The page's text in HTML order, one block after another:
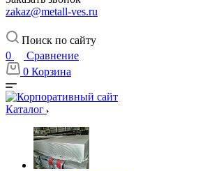
zakaz@metall-ves.ru
Поиск по сайту
0
Сравнение
0 Корзина
Каталог